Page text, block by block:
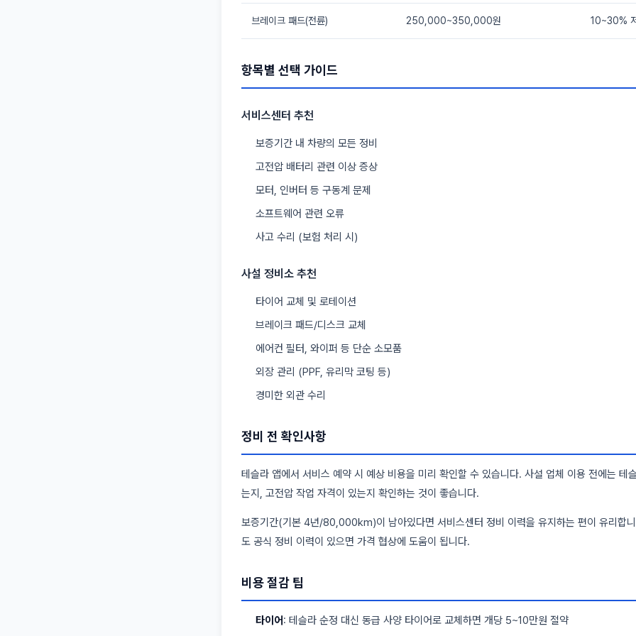
브레이크 패드(전륜) 250,000~350,000원 10~30%
항목별 선택 가이드
서비스센터 추천
보증기간 내 차량의 모든 정비
고전압 배터리 관련 이상 증상
모터, 인버터 등 구동계 문제
소프트웨어 관련 오류
사고 수리 (보험 처리 시)
사설 정비소 추천
타이어 교체 및 로테이션
브레이크 패드/디스크 교체
에어컨 필터, 와이퍼 등 단순 소모품
외장 관리 (PPF, 유리막 코팅 등)
경미한 외관 수리
정비 전 확인사항
테슬라 앱에서 서비스 예약 시 예상 비용을 미리 확인할 수 있습니다. 사설 업체 이용 전에는 테
는지, 고전압 작업 자격이 있는지 확인하는 것이 좋습니다.
보증기간(기본 4년/80,000km)이 남아있다면 서비스센터 정비 이력을 유지하는 편이 유리합
도 공식 정비 이력이 있으면 가격 협상에 도움이 됩니다.
비용 절감 팁
타이어: 테슬라 순정 대신 동급 사양 타이어로 교체하면 개당 5~10만원 절약